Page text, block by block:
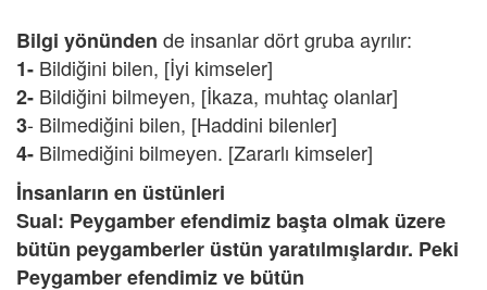
Bilgi yönünden de insanlar dört gruba ayrılır:
1- Bildiğini bilen, [İyi kimseler]
2- Bildiğini bilmeyen, [İkaza, muhtaç olanlar]
3- Bilmediğini bilen, [Haddini bilenler]
4- Bilmediğini bilmeyen. [Zararlı kimseler]
İnsanların en üstünleri
Sual: Peygamber efendimiz başta olmak üzere
bütün peygamberler üstün yaratılmışlardır. Peki
Peygamber efendimiz ve bütün